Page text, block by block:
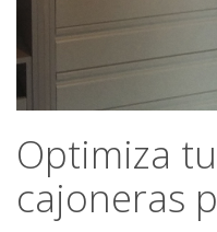
Optimiza
cajoneras